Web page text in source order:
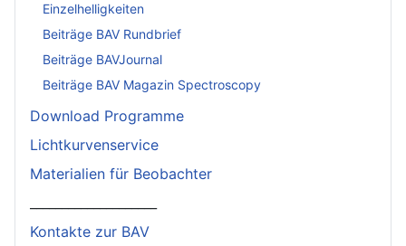
Einzelhelligkeiten
Beiträge BAV Rundbrief
Beiträge BAVJournal
Beiträge BAV Magazin Spectroscopy
Download Programme
Lichtkurvenservice
Materialien für Beobachter
Kontakte zur BAV